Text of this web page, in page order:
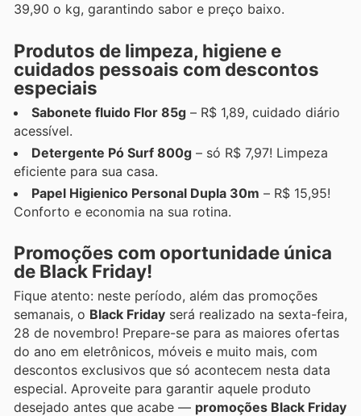
39,90 o kg, garantindo sabor e preço baixo.
Produtos de limpeza, higiene e
cuidados pessoais com descontos
especiais
Sabonete fluido Flor 85g – R$ 1,89, cuidado diário
acessível.
Detergente Pó Surf 800g – só R$ 7,97! Limpeza
eficiente para sua casa.
Papel Higienico Personal Dupla 30m – R$ 15,95!
Conforto e economia na sua rotina.
Promoções com oportunidade única
de Black Friday!
Fique atento: neste período, além das promoções
semanais, o Black Friday será realizado na sexta-feira,
28 de novembro! Prepare-se para as maiores ofertas
do ano em eletrônicos, móveis e muito mais, com
descontos exclusivos que só acontecem nesta data
especial. Aproveite para garantir aquele produto
desejado antes que acabe — promoções Black Friday